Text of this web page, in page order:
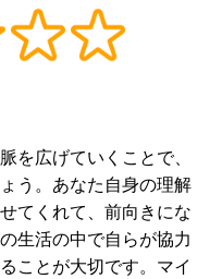
を広げていくことで、
う。あなた自身の理解
てくれて、前向きにな
生活の中で自らが協力
ことが大切です。マイ